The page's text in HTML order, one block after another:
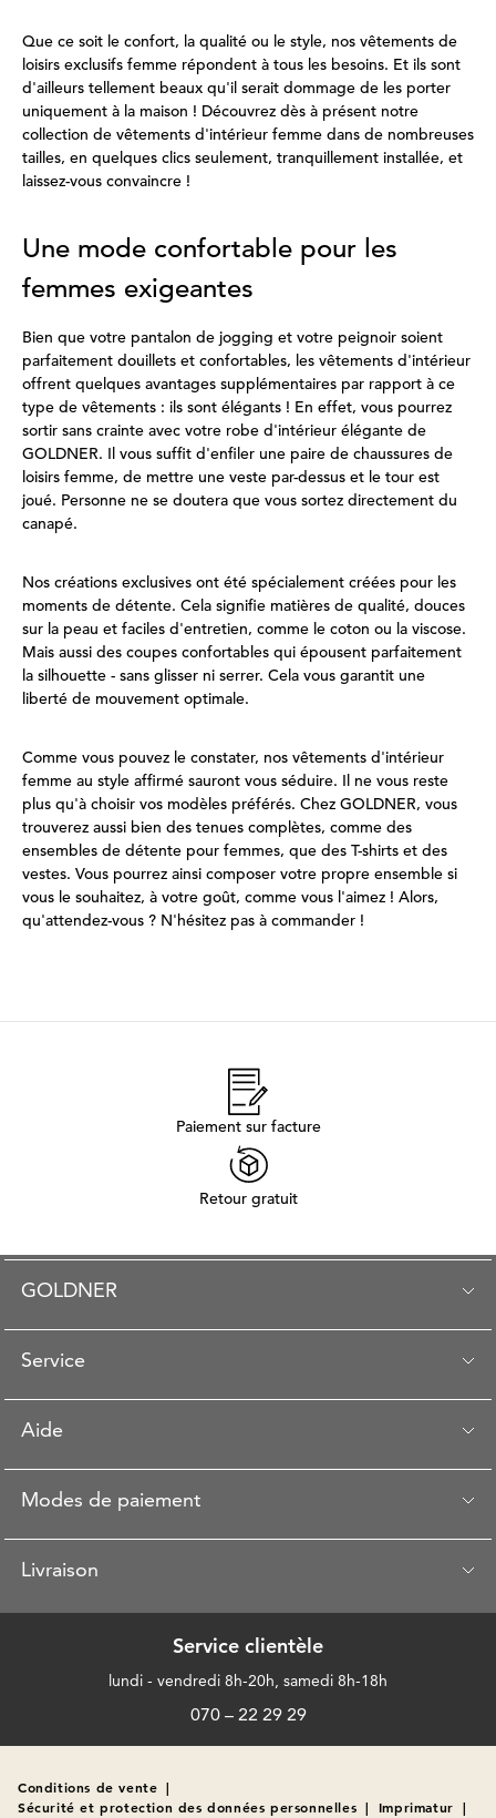
Que ce soit le confort, la qualité ou le style, nos vêtements de
loisirs exclusifs femme répondent à tous les besoins. Et ils sont
d'ailleurs tellement beaux qu'il serait dommage de les porter
uniquement à la maison ! Découvrez dès à présent notre
collection de vêtements d'intérieur femme dans de nombreuses
tailles, en quelques clics seulement, tranquillement installée, et
laissez-vous convaincre !
Une mode confortable pour les
femmes exigeantes
Bien que votre pantalon de jogging et votre peignoir soient
parfaitement douillets et confortables, les vêtements d'intérieur
offrent quelques avantages supplémentaires par rapport à ce
type de vêtements : ils sont élégants ! En effet, vous pourrez
sortir sans crainte avec votre robe d'intérieur élégante de
GOLDNER. Il vous suffit d'enfiler une paire de chaussures de
loisirs femme, de mettre une veste par-dessus et le tour est
joué. Personne ne se doutera que vous sortez directement du
canapé.
Nos créations exclusives ont été spécialement créées pour les
moments de détente. Cela signifie matières de qualité, douces
sur la peau et faciles d'entretien, comme le coton ou la viscose.
Mais aussi des coupes confortables qui épousent parfaitement
la silhouette - sans glisser ni serrer. Cela vous garantit une
liberté de mouvement optimale.
Comme vous pouvez le constater, nos vêtements d'intérieur
femme au style affirmé sauront vous séduire. Il ne vous reste
plus qu'à choisir vos modèles préférés. Chez GOLDNER, vous
trouverez aussi bien des tenues complètes, comme des
ensembles de détente pour femmes, que des T-shirts et des
vestes. Vous pourrez ainsi composer votre propre ensemble si
vous le souhaitez, à votre goût, comme vous l'aimez ! Alors,
qu'attendez-vous ? N'hésitez pas à commander !
Paiement sur facture
Retour gratuit
GOLDNER
Service
Aide
Modes de paiement
Livraison
Service clientèle
lundi - vendredi 8h-20h, samedi 8h-18h
070 – 22 29 29
Conditions de vente |
Sécurité et protection des données personnelles | Imprimatur |